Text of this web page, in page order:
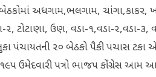
અધગામ,ભલગામ, ચાંગા,કાકર,
૨, ટોટાણા, ઉણ, વડા-૧,વડા-૨,વડા-
પંચાયતની ૨૦ બેઠકો પૈકી પચાસ ટકા
ઉમેદવારી પત્રો ભાજપ કોંગ્રેસ આમ